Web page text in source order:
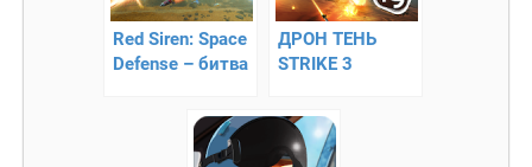
Red Siren: Space
Defense – битва
космических
ДРОН ТЕНЬ
STRIKE 3